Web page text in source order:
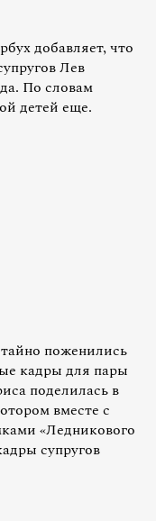
добавляет, что
Лев
По словам
детей еще.
поженились
кадры для пары
поделилась в
вместе с
«Ледникового
супругов